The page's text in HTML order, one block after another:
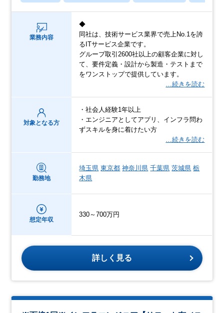
業務内容
◆
同社は、技術サービス業界で売上No.1を誇
るITサービス企業です。
グループ取引2600社以上の顧客企業に対し
て、要件定義・設計から製造・テストまで
をワンストップで提供しています。
…続きを読む
対象となる方
・社会人経験1年以上
・エンジニアとしてアプリ、インフラ問わ
ずスキルを身に着けたい方
…続きを読む
勤務地
埼玉県 東京都 神奈川県 千葉県 茨城県 栃
木県
想定年収
330～700万円
詳しく見る